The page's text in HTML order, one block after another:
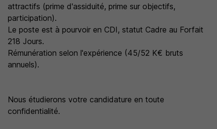
attractifs (prime d'assiduité, prime sur objectifs,
participation).
Le poste est à pourvoir en CDI, statut Cadre au Forfait
218 Jours.
Rémunération selon l'expérience (45/52 K€ bruts
annuels).
Nous étudierons votre candidature en toute
confidentialité.